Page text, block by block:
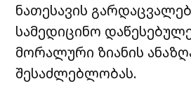
ნათესავის
სამედიცინო
მორალური ზიანის
შესაძლებლობას.